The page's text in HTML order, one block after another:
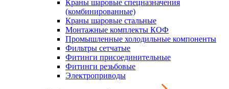
Краны шаровые спецназначения
(комбинированные)
Краны шаровые стальные
Монтажные комплекты КОФ
Промышленные холодильные компоненты
Фильтры сетчатые
Фитинги присоединительные
Фитинги резьбовые
Электроприводы